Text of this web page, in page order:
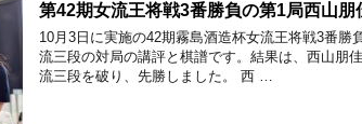
第42期女流王将戦3番勝負の第1局西山朋
10月3日に実施の42期霧島酒造杯女流王将戦3番勝
流三段の対局の講評と棋譜です。結果は、西山朋
流三段を破り、先勝しました。 西 …